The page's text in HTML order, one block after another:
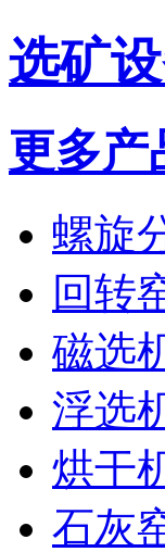
选矿
更多产
螺旋
回转
磁选
浮选
烘干
石灰